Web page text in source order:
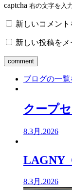
captcha 右の文字を入力
新しいコメン
新しい投稿を
ブログの一覧
クープ
8.3月.2026
LAGNY
8.3月.2026